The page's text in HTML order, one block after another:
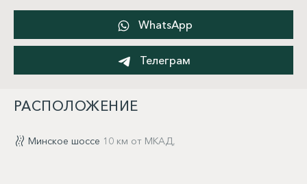
WhatsApp
Телеграм
РАСПОЛОЖЕНИЕ
Минское шоссе 10 км от МКАД,